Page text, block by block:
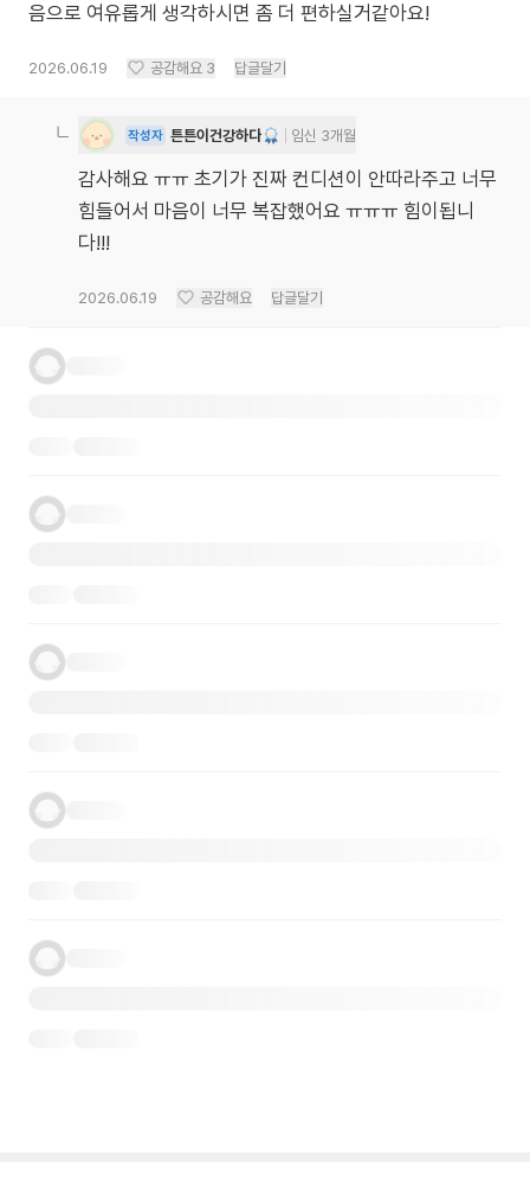
음으로 여유롭게 생각하시면 좀 더 편하실거같아요!
2026.06.19 공감해요 3 답글달기
작성자 튼튼이건강하다 임신 3개월
감사해요 ㅠㅠ 초기가 진짜 컨디션이 안따라주고 너무
힘들어서 마음이 너무 복잡했어요 ㅠㅠㅠ 힘이됩니
다!!!
2026.06.19 공감해요 답글달기